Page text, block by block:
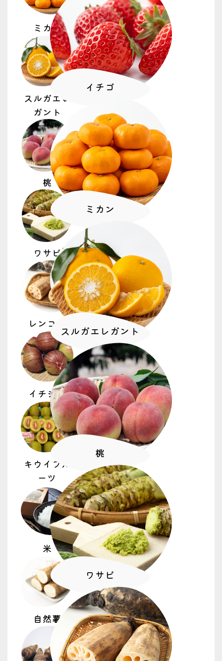
茶どころ静岡で横浜市の小学生が手揉み体
2026.06.29
重要なお知らせ
電気事故防止について(お願い)
プレスリリース
７／７ すっぱみかん目ぞろえ会
2026.06.29
プレスリリース
７／６ ホオズキ鮮やか！お盆セット出荷
ピーク
2026.06.26
トピックス
バラ目揃え会 品質基準を共有
ミカン
スルガエレ
ガント
桃
ワサビ
レンコン
イチジク
キウイフル
ーツ
米
自然薯
イチゴ
ミカン
スルガエレガント
桃
ワサビ